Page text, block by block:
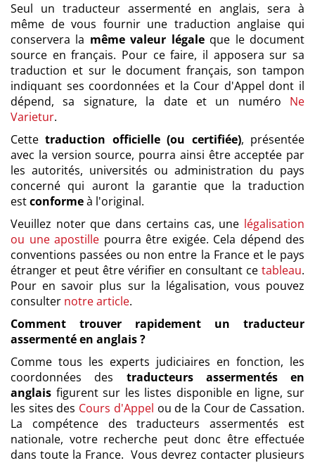
Seul un traducteur assermenté en anglais, sera à
même de vous fournir une traduction anglaise qui
conservera la même valeur légaleque le document
source en français. Pour ce faire, il apposera sur sa
traduction et sur le document français, son tampon
indiquant ses coordonnées et la Cour d'Appel dont il
dépend, sa signature, la date et un numéro Ne
Varietur.
Cettetraduction officielle (ou certifiée), présentée
avec la version source, pourra ainsi être acceptée par
les autorités, universités ou administration du pays
concerné qui auront la garantie que la traduction
estconformeà l'original.
Veuillez noter que dans certains cas, une légalisation
ou une apostille pourra être exigée. Cela dépend des
conventions passées ou non entre la France et le pays
étranger et peut être vérifier en consultant ce tableau.
Pour en savoir plus sur la légalisation, vous pouvez
consulter notre article.
Comment trouver rapidement un traducteur
assermenté en anglais ?
Comme tous les experts judiciaires en fonction, les
coordonnées des traducteurs assermentés en
anglais figurent sur les listes disponible en ligne, sur
les sites des Cours d'Appel ou de la Cour de Cassation.
La compétence des traducteurs assermentés est
nationale, votre recherche peut donc être effectuée
dans toute la France. Vous devrez contacter plusieurs